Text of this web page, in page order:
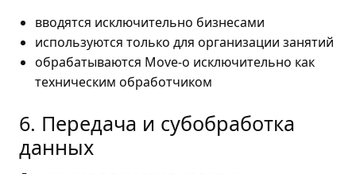
вводятся исключительно бизнесами
используются только для организации занятий
обрабатываются Move-o исключительно как
техническим обработчиком
6. Передача и субобработка
данных